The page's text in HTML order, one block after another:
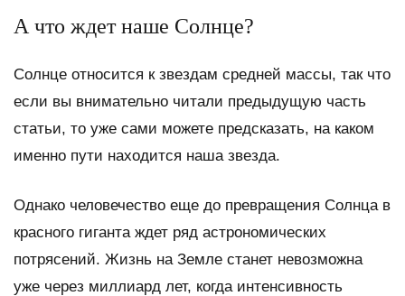
А что ждет наше Солнце?
Солнце относится к звездам средней массы, так что
если вы внимательно читали предыдущую часть
статьи, то уже сами можете предсказать, на каком
именно пути находится наша звезда.
Однако человечество еще до превращения Солнца в
красного гиганта ждет ряд астрономических
потрясений. Жизнь на Земле станет невозможна
уже через миллиард лет, когда интенсивность